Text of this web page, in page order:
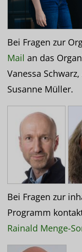
Bei Fragen zur
Mail an das
Vanessa
Susanne Müller.
Bei Fragen zur
Programm
Rainald Menge-